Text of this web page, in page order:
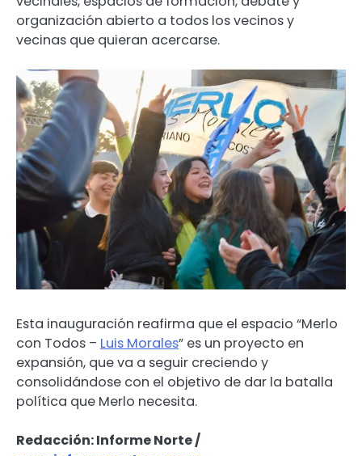
organización abierto a todos los vecinos y
vecinas que quieran acercarse.
Esta inauguración reafirma que el espacio “Merlo
con Todos – Luis Morales” es un proyecto en
expansión, que va a seguir creciendo y
consolidándose con el objetivo de dar la batalla
política que Merlo necesita.
Redacción: Informe Norte /